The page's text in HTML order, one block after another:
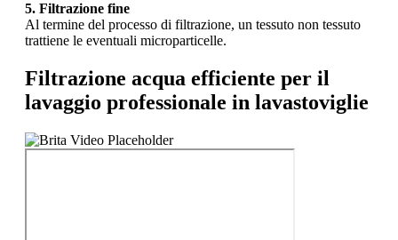
5. Filtrazione fine
Al termine del processo di filtrazione, un tessuto non tessuto
trattiene le eventuali microparticelle.
Filtrazione acqua efficiente per il
lavaggio professionale in lavastoviglie